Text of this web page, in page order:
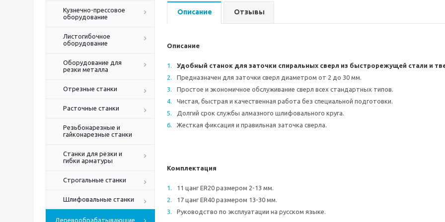
Кузнечно-прессовое
оборудование
Листогибочное
оборудование
Оборудование для
резки металла
Отрезные станки
Расточные станки
Резьбонарезные и
гайконарезные станки
Станки для резки и
гибки арматуры
Строгальные станки
Шлифовальные станки
Деревообрабатывающие
Описание Отзывы
Описание
Удобный станок для заточки спиральных сверл из быстрорежущей стали и
Предназначен для заточки сверл диаметром от 2 до 30 мм.
Простое и экономичное обслуживание сверл всех стандартных типов.
Чистая, быстрая и качественная работа без специальной подготовки.
Долгий срок службы алмазного шлифовального круга.
Жесткая фиксация и правильная заточка сверла.
Комплектация
11 цанг ER20 размером 2-13 мм.
17 цанг ER40 размером 13-30 мм.
Руководство по эксплуатации на русском языке.